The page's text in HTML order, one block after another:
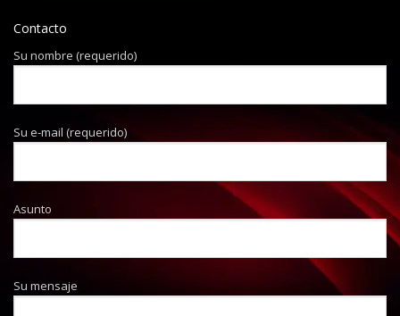
Contacto
Su nombre (requerido)
Su e-mail (requerido)
Asunto
Su mensaje